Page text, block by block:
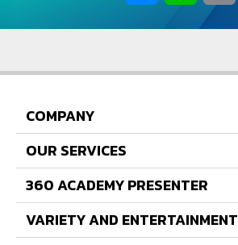
COMPANY
OUR SERVICES
360 ACADEMY PRESENTER
VARIETY AND ENTERTAINMENT